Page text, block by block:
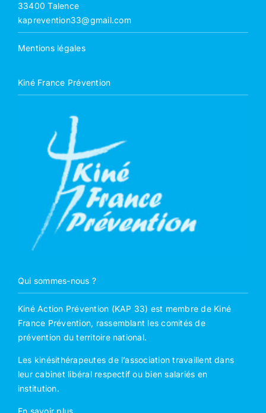
33400 Talence
kaprevention33@gmail.com
Mentions légales
Kiné France Prévention
Qui sommes-nous ?
Kiné Action Prévention (KAP 33) est membre de Kiné
France Prévention, rassemblant les comités de
prévention du territoire national.
Les kinésithérapeutes de l’association travaillent dans
leur cabinet libéral respectif ou bien salariés en
institution.